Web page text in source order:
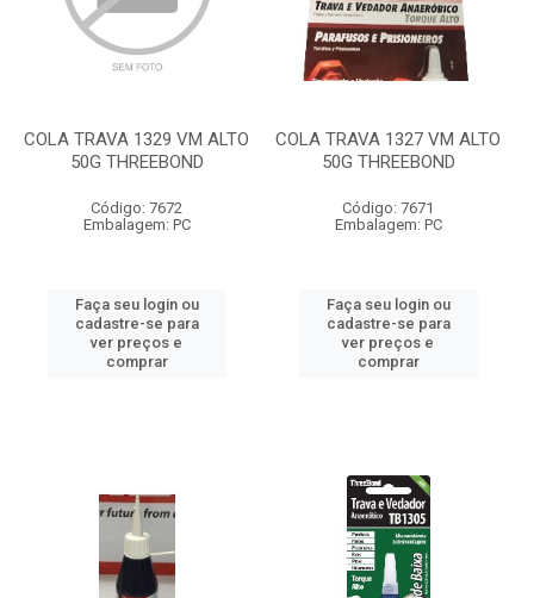
COLA TRAVA 1329 VM ALTO
50G THREEBOND
Código: 7672
Embalagem: PC
Faça seu login ou
cadastre-se para
ver preços e
comprar
COLA TRAVA 1327 VM ALTO
50G THREEBOND
Código: 7671
Embalagem: PC
Faça seu login ou
cadastre-se para
ver preços e
comprar